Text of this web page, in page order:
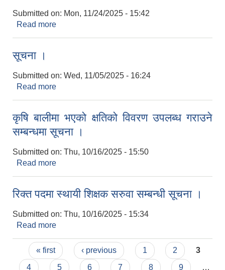
Submitted on: Mon, 11/24/2025 - 15:42
Read more
सूचना ।
Submitted on: Wed, 11/05/2025 - 16:24
Read more
कृषि बालीमा भएको क्षतिको विवरण उपलब्ध गराउने
सम्बन्धमा सूचना ।
Submitted on: Thu, 10/16/2025 - 15:50
Read more
रिक्त पदमा स्थायी शिक्षक सरुवा सम्बन्धी सूचना ।
Submitted on: Thu, 10/16/2025 - 15:34
Read more
Pages
« first ‹ previous 1 2
3
4
5 6 7 8 9 …